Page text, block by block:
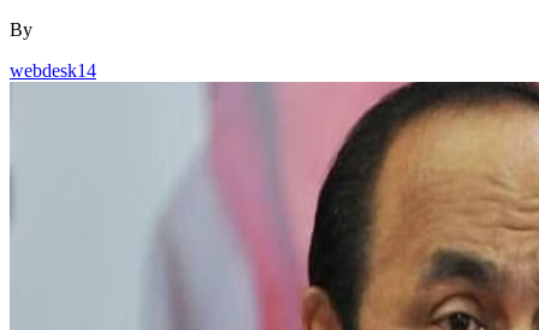
By
webdesk14